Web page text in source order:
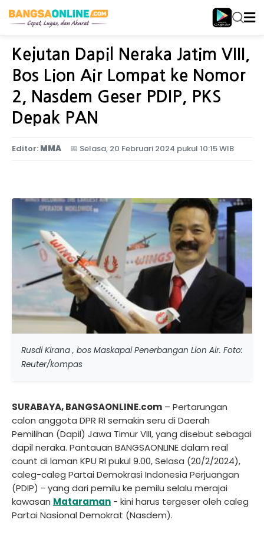
Home Jatim Timur
Kejutan Dapil Neraka Jatim VIII,
Bos Lion Air Lompat ke Nomor
2, Nasdem Geser PDIP, PKS
Depak PAN
Editor: MMA 📅 Selasa, 20 Februari 2024 pukul 10:15 WIB
Rusdi Kirana , bos Maskapai Penerbangan Lion Air. Foto:
Reuter/kompas
SURABAYA, BANGSAONLINE.com – Pertarungan
calon anggota DPR RI semakin seru di Daerah
Pemilihan (Dapil) Jawa Timur VIII, yang disebut sebagai
dapil neraka. Pantauan BANGSAONLINE dalam real
count di laman KPU RI pukul 9.00, Selasa (20/2/2024),
caleg-caleg Partai Demokrasi Indonesia Perjuangan
(PDIP) - yang dari pemilu ke pemilu selalu merajai
kawasan Mataraman - kini harus tergeser oleh caleg
Partai Nasional Demokrat (Nasdem).